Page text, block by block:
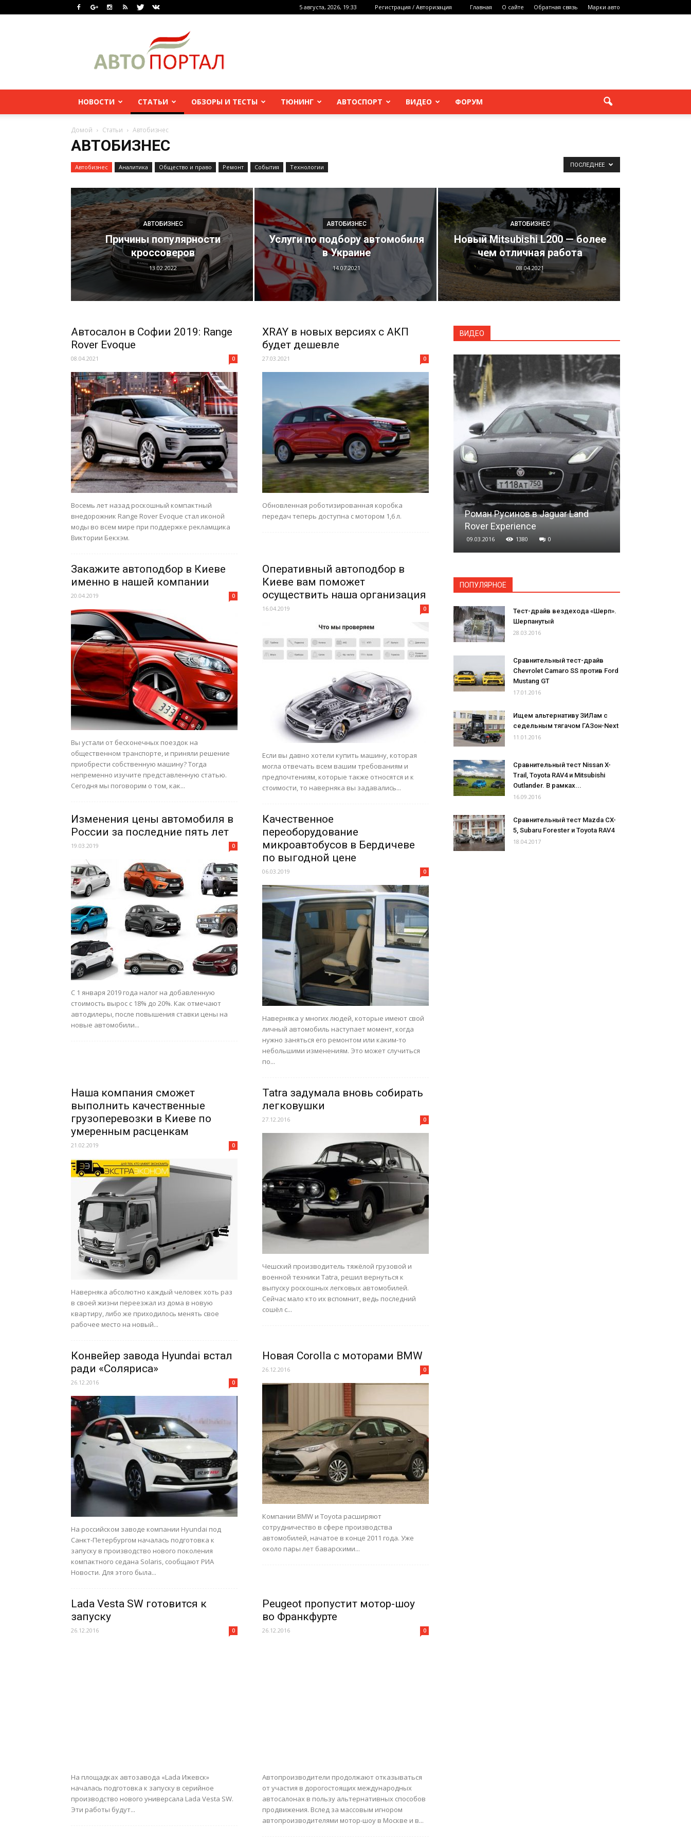
5 августа, 2026, 19:33 Регистрация / Авторизация Главная О сайте Обратная связь Марки авто
НОВОСТИ СТАТЬИ ОБЗОРЫ И ТЕСТЫ ТЮНИНГ АВТОСПОРТ ВИДЕО ФОРУМ
Домой Статьи Автобизнес
АВТОБИЗНЕС
Автобизнес Аналитика Общество и право Ремонт События Технологии ПОСЛЕДНЕЕ
АВТОБИЗНЕС
Причины популярности
кроссоверов
13.02.2022
АВТОБИЗНЕС
Услуги по подбору автомобиля
в Украине
14.07.2021
АВТОБИЗНЕС
Новый Mitsubishi L200 — более
чем отличная работа
08.04.2021
Автосалон в Софии 2019: Range
Rover Evoque
08.04.2021 0
Восемь лет назад роскошный компактный
внедорожник Range Rover Evoque стал иконой
моды во всем мире при поддержке рекламщика
Виктории Бекхэм.
XRAY в новых версиях с АКП
будет дешевле
27.03.2021 0
Обновленная роботизированная коробка
передач теперь доступна с мотором 1,6 л.
Закажите автоподбор в Киеве
именно в нашей компании
20.04.2019 0
Вы устали от бесконечных поездок на
общественном транспорте, и приняли решение
приобрести собственную машину? Тогда
непременно изучите представленную статью.
Сегодня мы поговорим о том, как...
Оперативный автоподбор в
Киеве вам поможет
осуществить наша организация
16.04.2019 0
Если вы давно хотели купить машину, которая
могла отвечать всем вашим требованиям и
предпочтениям, которые также относятся и к
стоимости, то наверняка вы задавались...
Изменения цены автомобиля в
России за последние пять лет
19.03.2019 0
С 1 января 2019 года налог на добавленную
стоимость вырос с 18% до 20%. Как отмечают
автодилеры, после повышения ставки цены на
новые автомобили...
Качественное
переоборудование
микроавтобусов в Бердичеве
по выгодной цене
06.03.2019 0
Наверняка у многих людей, которые имеют свой
личный автомобиль наступает момент, когда
нужно заняться его ремонтом или каким-то
небольшими изменениям. Это может случиться
по...
Наша компания сможет
выполнить качественные
грузоперевозки в Киеве по
умеренным расценкам
21.02.2019 0
Наверняка абсолютно каждый человек хоть раз
в своей жизни переезжал из дома в новую
квартиру, либо же приходилось менять свое
рабочее место на новый...
Tatra задумала вновь собирать
легковушки
27.12.2016 0
Чешский производитель тяжёлой грузовой и
военной техники Tatra, решил вернуться к
выпуску роскошных легковых автомобилей.
Сейчас мало кто их вспомнит, ведь последний
сошёл с...
Конвейер завода Hyundai встал
ради «Соляриса»
26.12.2016 0
На российском заводе компании Hyundai под
Санкт-Петербургом началась подготовка к
запуску в производство нового поколения
компактного седана Solaris, сообщают РИА
Новости. Для этого была...
Новая Corolla с моторами BMW
26.12.2016 0
Компании BMW и Toyota расширяют
сотрудничество в сфере производства
автомобилей, начатое в конце 2011 года. Уже
около пары лет баварскими...
Lada Vesta SW готовится к
запуску
26.12.2016 0
На площадках автозавода «Lada Ижевск»
началась подготовка к запуску в серийное
производство нового универсала Lada Vesta SW.
Эти работы будут...
Peugeot пропустит мотор-шоу
во Франкфурте
26.12.2016 0
Автопроизводители продолжают отказываться
от участия в дорогостоящих международных
автосалонах в пользу альтернативных способов
продвижения. Вслед за массовым игнором
автопроизводителями мотор-шоу в Москве и в...
ВИДЕО
Роман Русинов в Jaguar Land
Rover Experience
09.03.2016 1380 0
ПОПУЛЯРНОЕ
Тест-драйв вездехода «Шерп».
Шерпанутый
28.03.2016
Сравнительный тест-драйв
Chevrolet Camaro SS против Ford
Mustang GT
17.01.2016
Ищем альтернативу ЗИЛам с
седельным тягачом ГАЗон-Next
11.01.2016
Сравнительный тест Nissan X-
Trail, Toyota RAV4 и Mitsubishi
Outlander. В рамках...
16.09.2016
Сравнительный тест Mazda CX-
5, Subaru Forester и Toyota RAV4
18.04.2017